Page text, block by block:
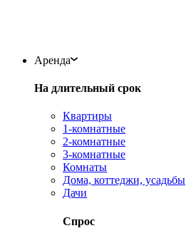
Аренда
На длительный срок
Квартиры
1-комнатные
2-комнатные
3-комнатные
Комнаты
Дома, коттеджи, усадьбы
Дачи
Спрос